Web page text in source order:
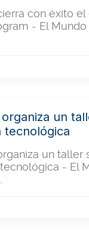
con éxito el
- El
organiza un
tecnológica
un taller
- El